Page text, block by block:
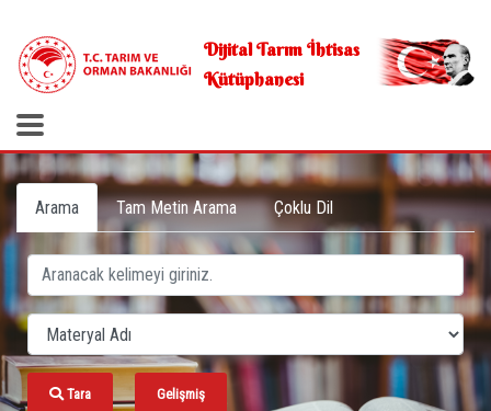
Dijital Tarım İhtisas
Kütüphanesi
Arama Tam Metin Arama Çoklu Dil
Tara Gelişmiş